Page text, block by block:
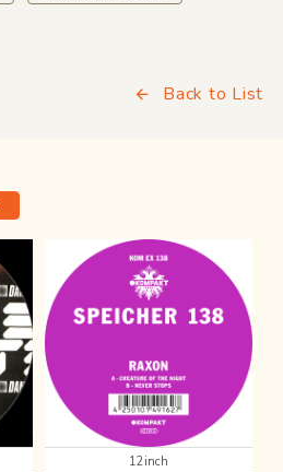
Back to List
12inch